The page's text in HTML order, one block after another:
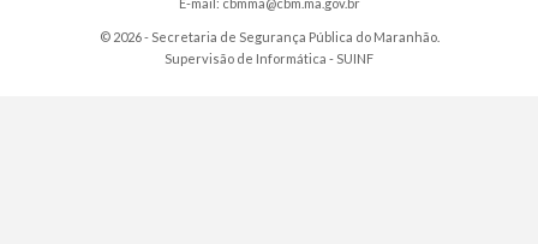
© 2026 - Secretaria de Segurança Pública do Maranhão.
Supervisão de Informática - SUINF